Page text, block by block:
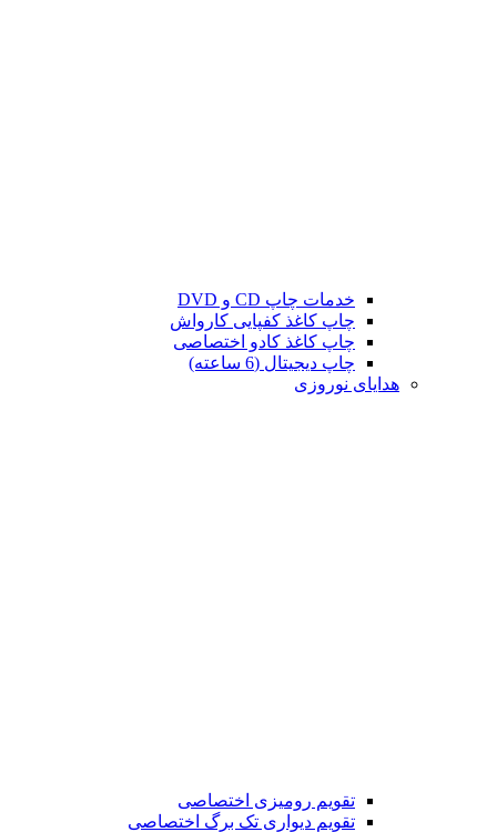
خدمات چاپ CD و DVD
چاپ کاغذ کفپایی کارواش
چاپ کاغذ کادو اختصاصی
چاپ دیجیتال (6 ساعته)
هدایای نوروزی
تقویم رومیزی اختصاصی
تقویم دیواری تک برگ اختصاصی